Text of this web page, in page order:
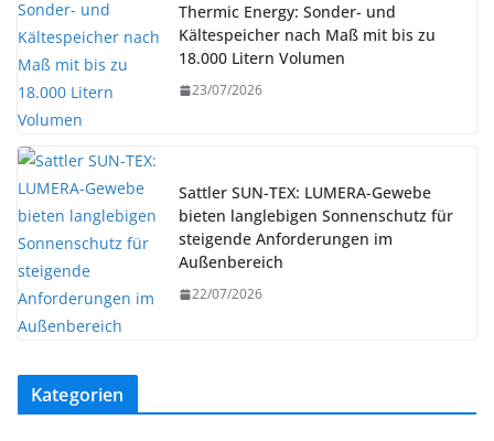
Thermic Energy: Sonder- und
Kältespeicher nach Maß mit bis zu
18.000 Litern Volumen
23/07/2026
Sattler SUN-TEX: LUMERA-Gewebe
bieten langlebigen Sonnenschutz für
steigende Anforderungen im
Außenbereich
22/07/2026
Kategorien